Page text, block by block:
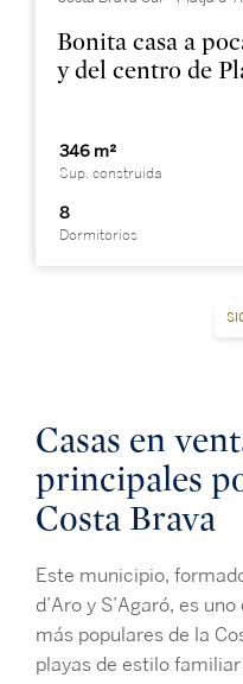
Bonita casa a
y del centro de
346 m²
Sup. construida
8
Dormitorios
Casas en
principales
Costa Brava
Este municipio,
d’Aro y S’Agaró, es
más populares de la
playas de estilo